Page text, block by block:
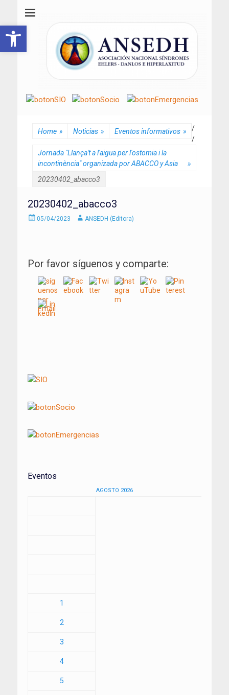
Abrir barra de herramientas
Home » Noticias » /
Eventos informativos »
/
Jornada "Llança't a l'aigua per l'ostomia i la
incontinència" organizada por ABACCO y Asia
»
20230402_abacco3
20230402_abacco3
Enviado
05/04/2023 AutorANSEDH (Editora)
Por favor síguenos y comparte:
entradas
Eventos
AGOSTO 2026
1
2
3
4
5